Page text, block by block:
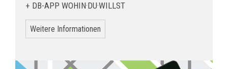
DB-APP WOHIN·DU·WILLST
Weitere Informationen